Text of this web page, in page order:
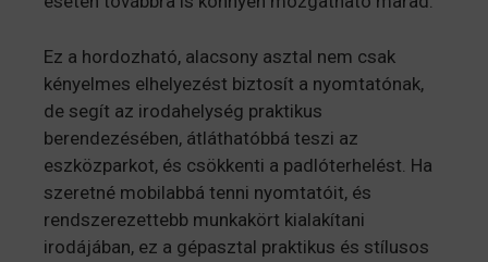
Ez a hordozható, alacsony asztal nem csak
kényelmes elhelyezést biztosít a nyomtatónak,
de segít az irodahelység praktikus
berendezésében, átláthatóbbá teszi az
eszközparkot, és csökkenti a padlóterhelést. Ha
szeretné mobilabbá tenni nyomtatóit, és
rendszerezettebb munkakört kialakítani
irodájában, ez a gépasztal praktikus és stílusos